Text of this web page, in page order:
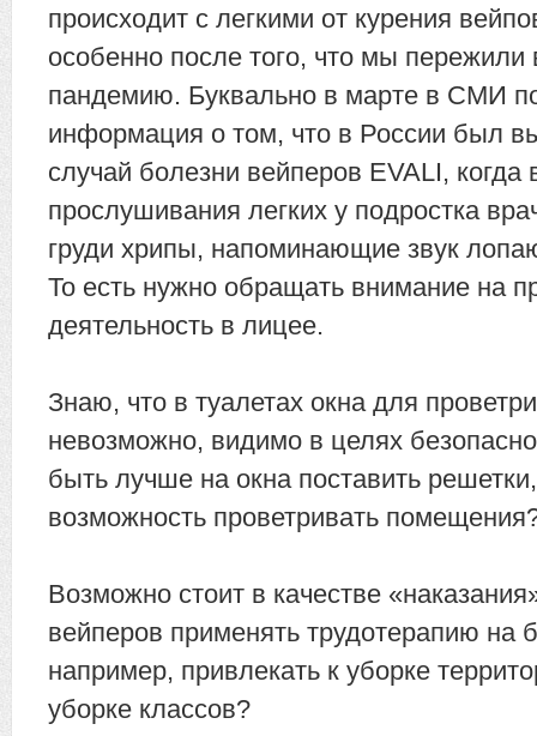
происходит с легкими от курения
особенно после того, что мы пережили
пандемию. Буквально в марте в СМИ
информация о том, что в России был
случай болезни вейперов EVALI,
прослушивания легких у подростка
груди хрипы, напоминающие звук
То есть нужно обращать внимание на
деятельность в лицее.
Знаю, что в туалетах окна для
невозможно, видимо в целях
быть лучше на окна поставить
возможность проветривать
Возможно стоит в качестве
вейперов применять трудотерапию на
например, привлекать к уборке
уборке классов?